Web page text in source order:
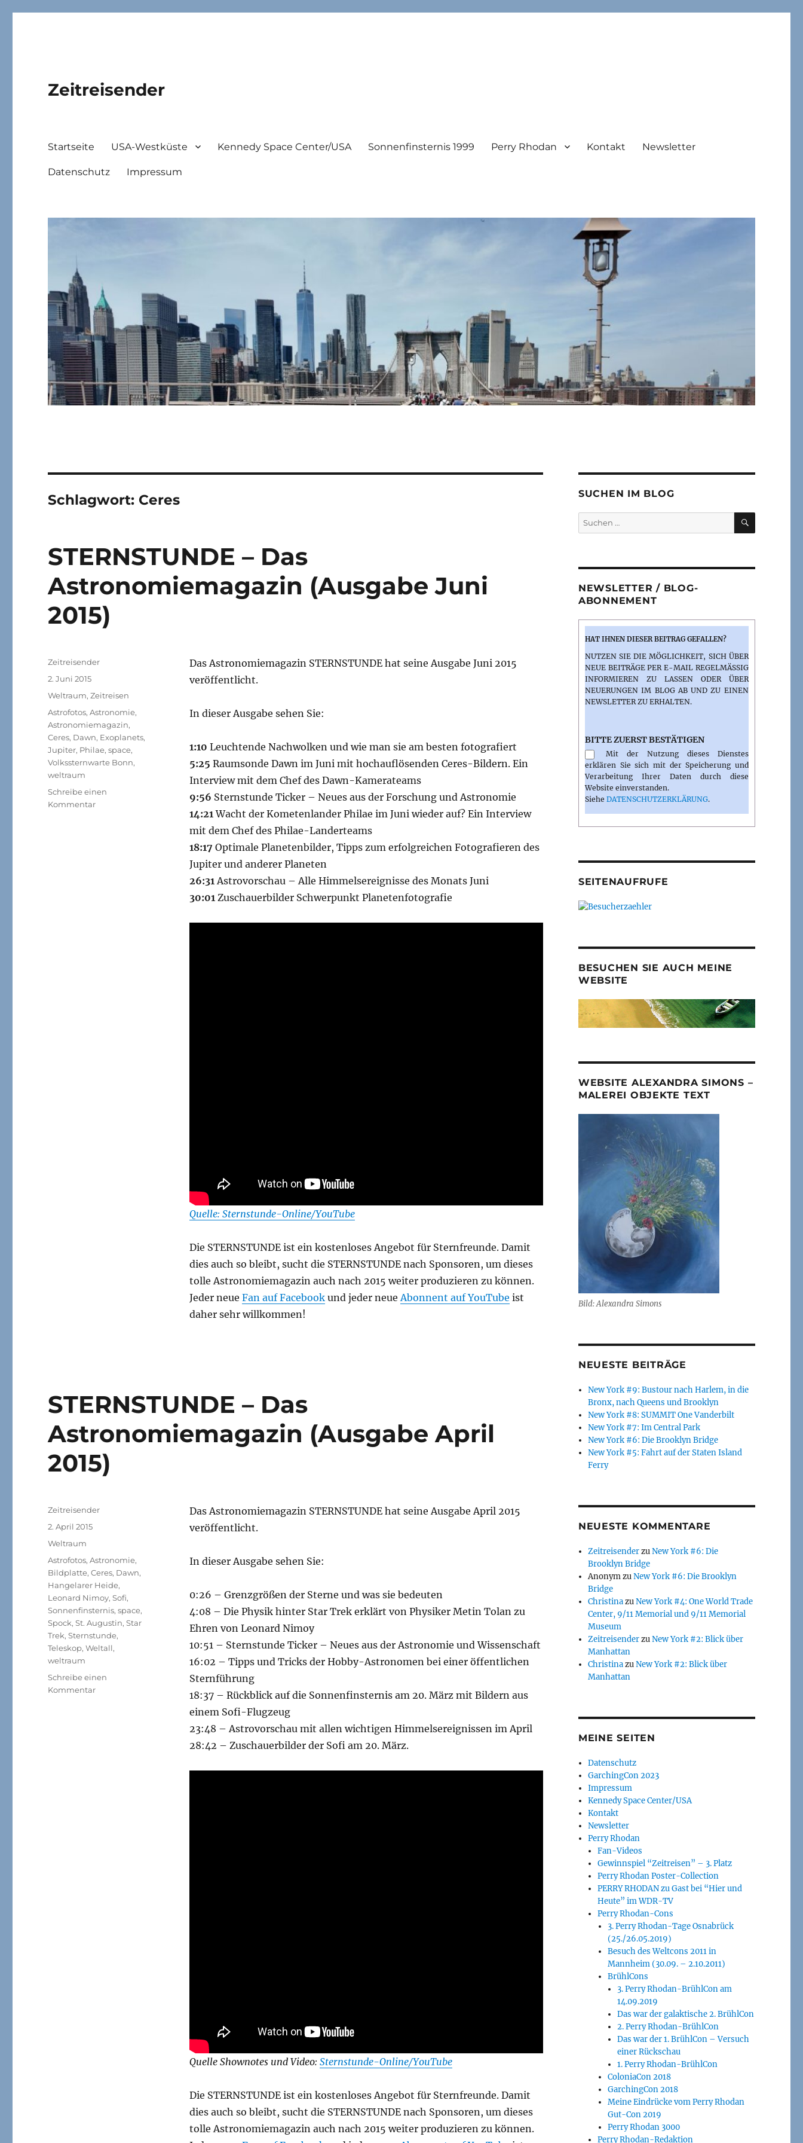
Zeitreisender
Startseite USA-Westküste Kennedy Space Center/USA Sonnenfinsternis 1999 Perry Rhodan Kontakt Newsletter
Datenschutz Impressum
Schlagwort: Ceres
STERNSTUNDE – Das
Astronomiemagazin (Ausgabe Juni
2015)
Das Astronomiemagazin STERNSTUNDE hat seine Ausgabe Juni 2015
veröffentlicht.
In dieser Ausgabe sehen Sie:
1:10 Leuchtende Nachwolken und wie man sie am besten fotografiert
5:25 Raumsonde Dawn im Juni mit hochauflösenden Ceres-Bildern. Ein
Interview mit dem Chef des Dawn-Kamerateams
9:56 Sternstunde Ticker – Neues aus der Forschung und Astronomie
14:21 Wacht der Kometenlander Philae im Juni wieder auf? Ein Interview
mit dem Chef des Philae-Landerteams
18:17 Optimale Planetenbilder, Tipps zum erfolgreichen Fotografieren des
Jupiter und anderer Planeten
26:31 Astrovorschau – Alle Himmelsereignisse des Monats Juni
30:01 Zuschauerbilder Schwerpunkt Planetenfotografie
Quelle: Sternstunde-Online/YouTube
Die STERNSTUNDE ist ein kostenloses Angebot für Sternfreunde. Damit
dies auch so bleibt, sucht die STERNSTUNDE nach Sponsoren, um dieses
tolle Astronomiemagazin auch nach 2015 weiter produzieren zu können.
Jeder neue Fan auf Facebookund jeder neue Abonnent auf YouTube ist
daher sehr willkommen!
Autor
Zeitreisender
Veröffentlicht
2. Juni 2015
Kategorien
Weltraum,Zeitreisen
Schlagwörter
Astrofotos,Astronomie,
Astronomiemagazin,
Ceres, Dawn, Exoplanets,
Jupiter, Philae,space,
Volkssternwarte Bonn,
weltraum
Schreibe einen
Kommentarzu
STERNSTUNDE – Das
Astronomiemagazin (Ausgabe April
2015)
Das Astronomiemagazin STERNSTUNDE hat seine Ausgabe April 2015
veröffentlicht.
In dieser Ausgabe sehen Sie:
0:26 – Grenzgrößen der Sterne und was sie bedeuten
4:08 – Die Physik hinter Star Trek erklärt von Physiker Metin Tolan zu
Ehren von Leonard Nimoy
10:51 – Sternstunde Ticker – Neues aus der Astronomie und Wissenschaft
16:02 – Tipps und Tricks der Hobby-Astronomen bei einer öffentlichen
Sternführung
18:37 – Rückblick auf die Sonnenfinsternis am 20. März mit Bildern aus
einem Sofi-Flugzeug
23:48 – Astrovorschau mit allen wichtigen Himmelsereignissen im April
28:42 – Zuschauerbilder der Sofi am 20. März.
Quelle Shownotes und Video: Sternstunde-Online/YouTube
Die STERNSTUNDE ist ein kostenloses Angebot für Sternfreunde. Damit
dies auch so bleibt, sucht die STERNSTUNDE nach Sponsoren, um dieses
tolle Astronomiemagazin auch nach 2015 weiter produzieren zu können.
Autor
Zeitreisender
Veröffentlicht
2. April 2015
Kategorien
Weltraum
Schlagwörter
Astrofotos,Astronomie,
Bildplatte,Ceres, Dawn,
Hangelarer Heide,
Leonard Nimoy,Sofi,
Sonnenfinsternis,space,
Spock,St. Augustin,Star
Trek,Sternstunde,
Teleskop,Weltall,
weltraum
Schreibe einen
Kommentarzu
SUCHEN IM BLOG
Suchen
nach:
SUCHEN
NEWSLETTER / BLOG-
ABONNEMENT
HAT IHNEN DIESER BEITRAG GEFALLEN?
NUTZEN SIE DIE MÖGLICHKEIT, SICH ÜBER
NEUE BEITRÄGE PER E-MAIL REGELMÄSSIG I
NFORMIEREN ZU LASSEN ODER ÜBER N
EUERUNGEN IM BLOG AB UND ZU EINEN N
EWSLETTER ZU ERHALTEN.
BITTE ZUERST BESTÄTIGEN
Mit der Nutzung dieses Dienstes
erklären Sie sich mit der Speicherung und
Verarbeitung Ihrer Daten durch diese
Website einverstanden.
Siehe DATENSCHUTZERKLÄRUNG.
SEITENAUFRUFE
BESUCHEN SIE AUCH MEINE
WEBSITE
WEBSITE ALEXANDRA SIMONS –
MALEREI OBJEKTE TEXT
Bild: Alexandra Simons
NEUESTE BEITRÄGE
New York #9: Bustour nach Harlem, in die
Bronx, nach Queens und Brooklyn
New York #8: SUMMIT One Vanderbilt
New York #7: Im Central Park
New York #6: Die Brooklyn Bridge
New York #5: Fahrt auf der Staten Island
Ferry
NEUESTE KOMMENTARE
ZeitreisenderzuNew York #6: Die
Brooklyn Bridge
AnonymzuNew York #6: Die Brooklyn
Bridge
ChristinazuNew York #4: One World Trade
Center, 9/11 Memorial und 9/11 Memorial
Museum
ZeitreisenderzuNew York #2: Blick über
Manhattan
ChristinazuNew York #2: Blick über
Manhattan
MEINE SEITEN
Datenschutz
GarchingCon 2023
Impressum
Kennedy Space Center/USA
Kontakt
Newsletter
Perry Rhodan
Fan-Videos
Gewinnspiel “Zeitreisen” – 3. Platz
Perry Rhodan Poster-Collection
PERRY RHODAN zu Gast bei “Hier und
Heute” im WDR-TV
Perry Rhodan-Cons
3. Perry Rhodan-Tage Osnabrück
(25./26.05.2019)
Besuch des Weltcons 2011 in
Mannheim (30.09. – 2.10.2011)
BrühlCons
3. Perry Rhodan-BrühlCon am
14.09.2019
Das war der galaktische 2. BrühlCon
2. Perry Rhodan-BrühlCon
Das war der 1. BrühlCon – Versuch
einer Rückschau
1. Perry Rhodan-BrühlCon
ColoniaCon 2018
GarchingCon 2018
Meine Eindrücke vom Perry Rhodan
Gut-Con 2019
Perry Rhodan 3000
Perry Rhodan-Redaktion